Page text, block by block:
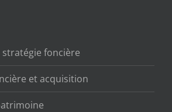
foncière
et acquisition